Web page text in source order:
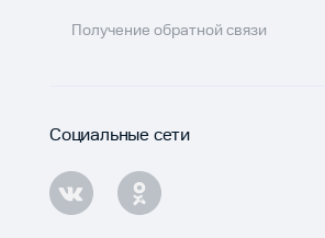
Получение обратной связи
Социальные сети